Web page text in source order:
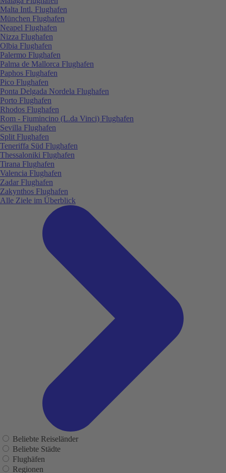
Malta Intl. Flughafen
München Flughafen
Neapel Flughafen
Nizza Flughafen
Olbia Flughafen
Palermo Flughafen
Palma de Mallorca Flughafen
Paphos Flughafen
Pico Flughafen
Ponta Delgada Nordela Flughafen
Porto Flughafen
Rhodos Flughafen
Rom - Fiumincino (L.da Vinci) Flughafen
Sevilla Flughafen
Split Flughafen
Teneriffa Süd Flughafen
Thessaloniki Flughafen
Tirana Flughafen
Valencia Flughafen
Zadar Flughafen
Zakynthos Flughafen
Alle Ziele im Überblick
Beliebte Reiseländer
Beliebte Städte
Flughäfen
Regionen